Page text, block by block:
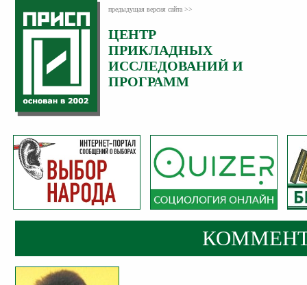
предыдущая версия сайта >>
ЦЕНТР
ПРИКЛАДНЫХ
ИССЛЕДОВАНИЙ И
ПРОГРАММ
Категория:
Комментарии